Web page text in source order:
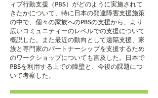
ィブ行動支援（PBS）がどのように実施されて
きたかについて、特に日本の発達障害支援施策
の中で、個々の家族へのPBSの支援から、より
広いコミュニティーのレベルでの支援について
概説した。また最近の動向として遠隔支援、家
族と専門家のパートナーシップを支援するため
のワークショップについても言及した。日本で
PBSを利用する上での障壁と、今後の課題につ
いて考察した。